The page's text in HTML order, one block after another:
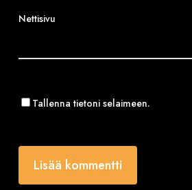
Nettisivu
Tallenna tietoni selaimeen.